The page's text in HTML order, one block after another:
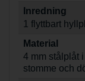
Inredning
1 flyttbart
Material
4 mm stålplåt i
stomme och